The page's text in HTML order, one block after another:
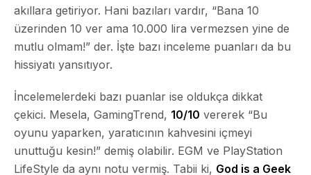
akıllara getiriyor. Hani bazıları vardır, “Bana 10
üzerinden 10 ver ama 10.000 lira vermezsen yine de
mutlu olmam!” der. İşte bazı inceleme puanları da bu
hissiyatı yansıtıyor.
İncelemelerdeki bazı puanlar ise oldukça dikkat
çekici. Mesela, GamingTrend, 10/10 vererek “Bu
oyunu yaparken, yaratıcının kahvesini içmeyi
unuttuğu kesin!” demiş olabilir. EGM ve PlayStation
LifeStyle da aynı notu vermiş. Tabii ki, God is a Geek